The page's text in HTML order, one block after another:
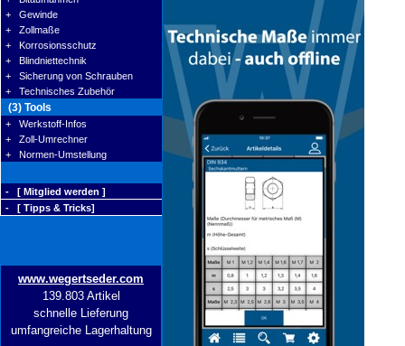
+ Gewinde
+ Zollmaße
+ Korrosionsschutz
+ Blindniettechnik
+ Sicherung von Schrauben
+ Technisches Zubehör
(3) Tools
+ Werkstoff-Infos
+ Zoll-Umrechner
+ Normen-Umstellung
- [ Mitglied werden ]
- [ Tipps & Tricks]
www.wegertseder.com
139.803 Artikel
schnelle Lieferung
umfangreiche Lagerhaltung